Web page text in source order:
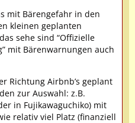
mit Bärengefahr in den
kleinen geplanten
sehe sind “Offizielle
mit Bärenwarnungen auch
Richtung Airbnb’s geplant
zur Auswahl: z.B.
in Fujikawaguchiko) mit
relativ viel Platz (finanziell